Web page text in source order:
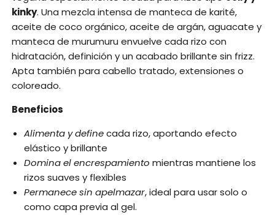
kinky. Una mezcla intensa de manteca de karité,
aceite de coco orgánico, aceite de argán, aguacate y
manteca de murumuru envuelve cada rizo con
hidratación, definición y un acabado brillante sin frizz.
Apta también para cabello tratado, extensiones o
coloreado.
Beneficios
Alimenta y definecada rizo, aportando efecto
elástico y brillante
Domina el encrespamiento mientras mantiene los
rizos suaves y flexibles
Permanece sin apelmazar, ideal para usar solo o
como capa previa al gel.